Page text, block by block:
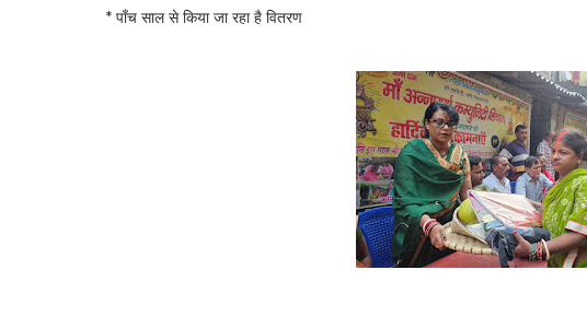
* पाँच साल से किया जा रहा है वितरण